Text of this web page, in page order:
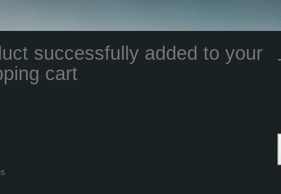
successfully added to your
cart